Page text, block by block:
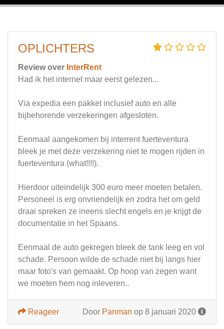
OPLICHTERS
Review over InterRent
Had ik het internet maar eerst gelezen...
Via expedia een pakket inclusief auto en alle
bijbehorende verzekeringen afgesloten.
Eenmaal aangekomen bij interrent fuerteventura
bleek je met deze verzekering niet te mogen rijden in
fuerteventura (what!!!!).
Hierdoor uiteindelijk 300 euro meer moeten betalen.
Personeel is erg onvriendelijk en zodra het om geld
draai spreken ze ineens slecht engels en je krijgt de
documentatie in het Spaans.
Eenmaal de auto gekregen bleek de tank leeg en vol
schade. Persoon wilde de schade niet bij langs hier
maar foto's van gemaakt. Op hoop van zegen want
we moeten hem nog inleveren..
Door Panman op 8 januari 2020
Reageer